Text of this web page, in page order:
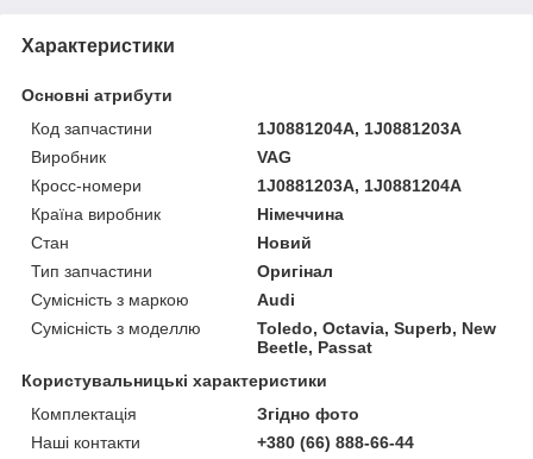
Характеристики
Основні атрибути
Код запчастини
1J0881204A, 1J0881203A
Виробник
VAG
Кросс-номери
1J0881203A, 1J0881204A
Країна виробник
Німеччина
Стан
Новий
Тип запчастини
Оригінал
Сумісність з маркою
Audi
Сумісність з моделлю
Toledo, Octavia, Superb, New
Beetle, Passat
Користувальницькі характеристики
Комплектація
Згідно фото
Наші контакти
+380 (66) 888-66-44